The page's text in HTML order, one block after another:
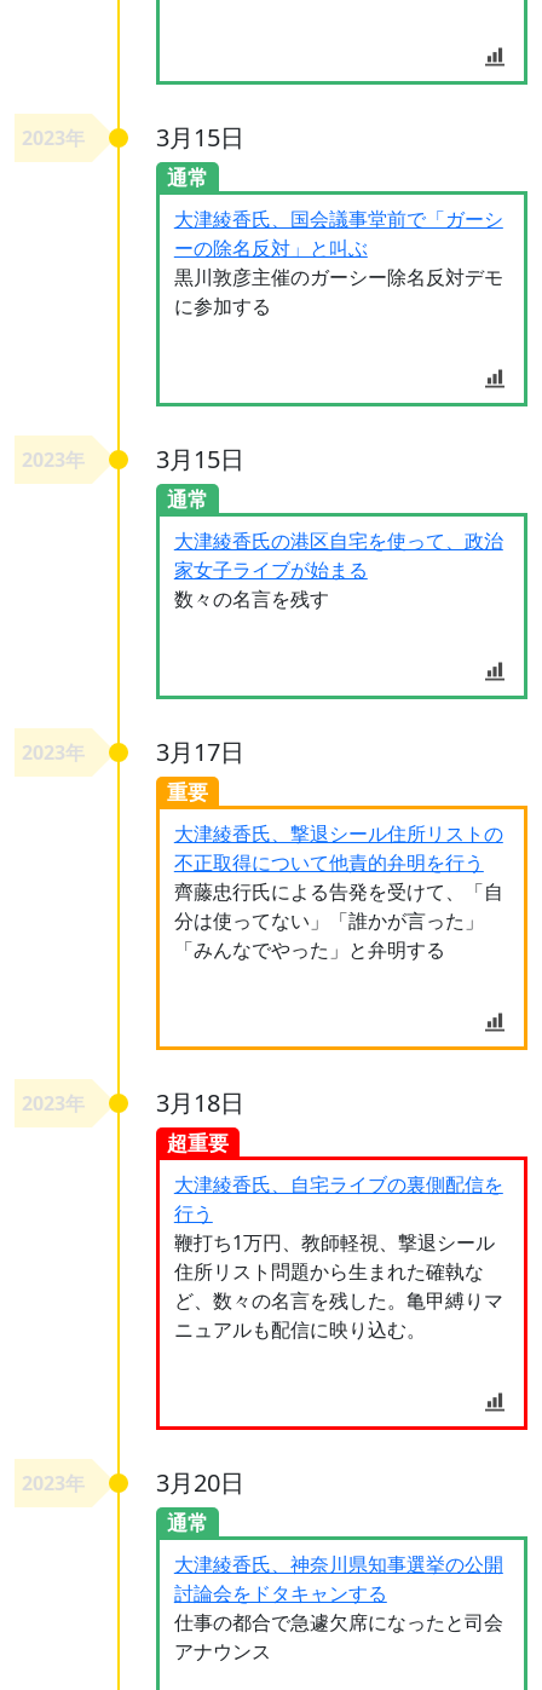
2023年 3月15日
通常
大津綾香氏、国会議事堂前で「ガーシ
ーの除名反対」と叫ぶ
黒川敦彦主催のガーシー除名反対デモ
に参加する
2023年 3月15日
通常
大津綾香氏の港区自宅を使って、政治
家女子ライブが始まる
数々の名言を残す
2023年 3月17日
重要
大津綾香氏、撃退シール住所リストの
不正取得について他責的弁明を行う
齊藤忠行氏による告発を受けて、「自
分は使ってない」「誰かが言った」
「みんなでやった」と弁明する
2023年 3月18日
超重要
大津綾香氏、自宅ライブの裏側配信を
行う
鞭打ち1万円、教師軽視、撃退シール
住所リスト問題から生まれた確執な
ど、数々の名言を残した。亀甲縛りマ
ニュアルも配信に映り込む。
2023年 3月20日
通常
大津綾香氏、神奈川県知事選挙の公開
討論会をドタキャンする
仕事の都合で急遽欠席になったと司会
アナウンス